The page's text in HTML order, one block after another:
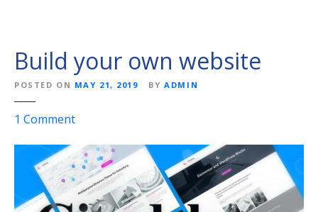
Build your own website
POSTED ON MAY 21, 2019 BY ADMIN
1 Commento
B
u
i